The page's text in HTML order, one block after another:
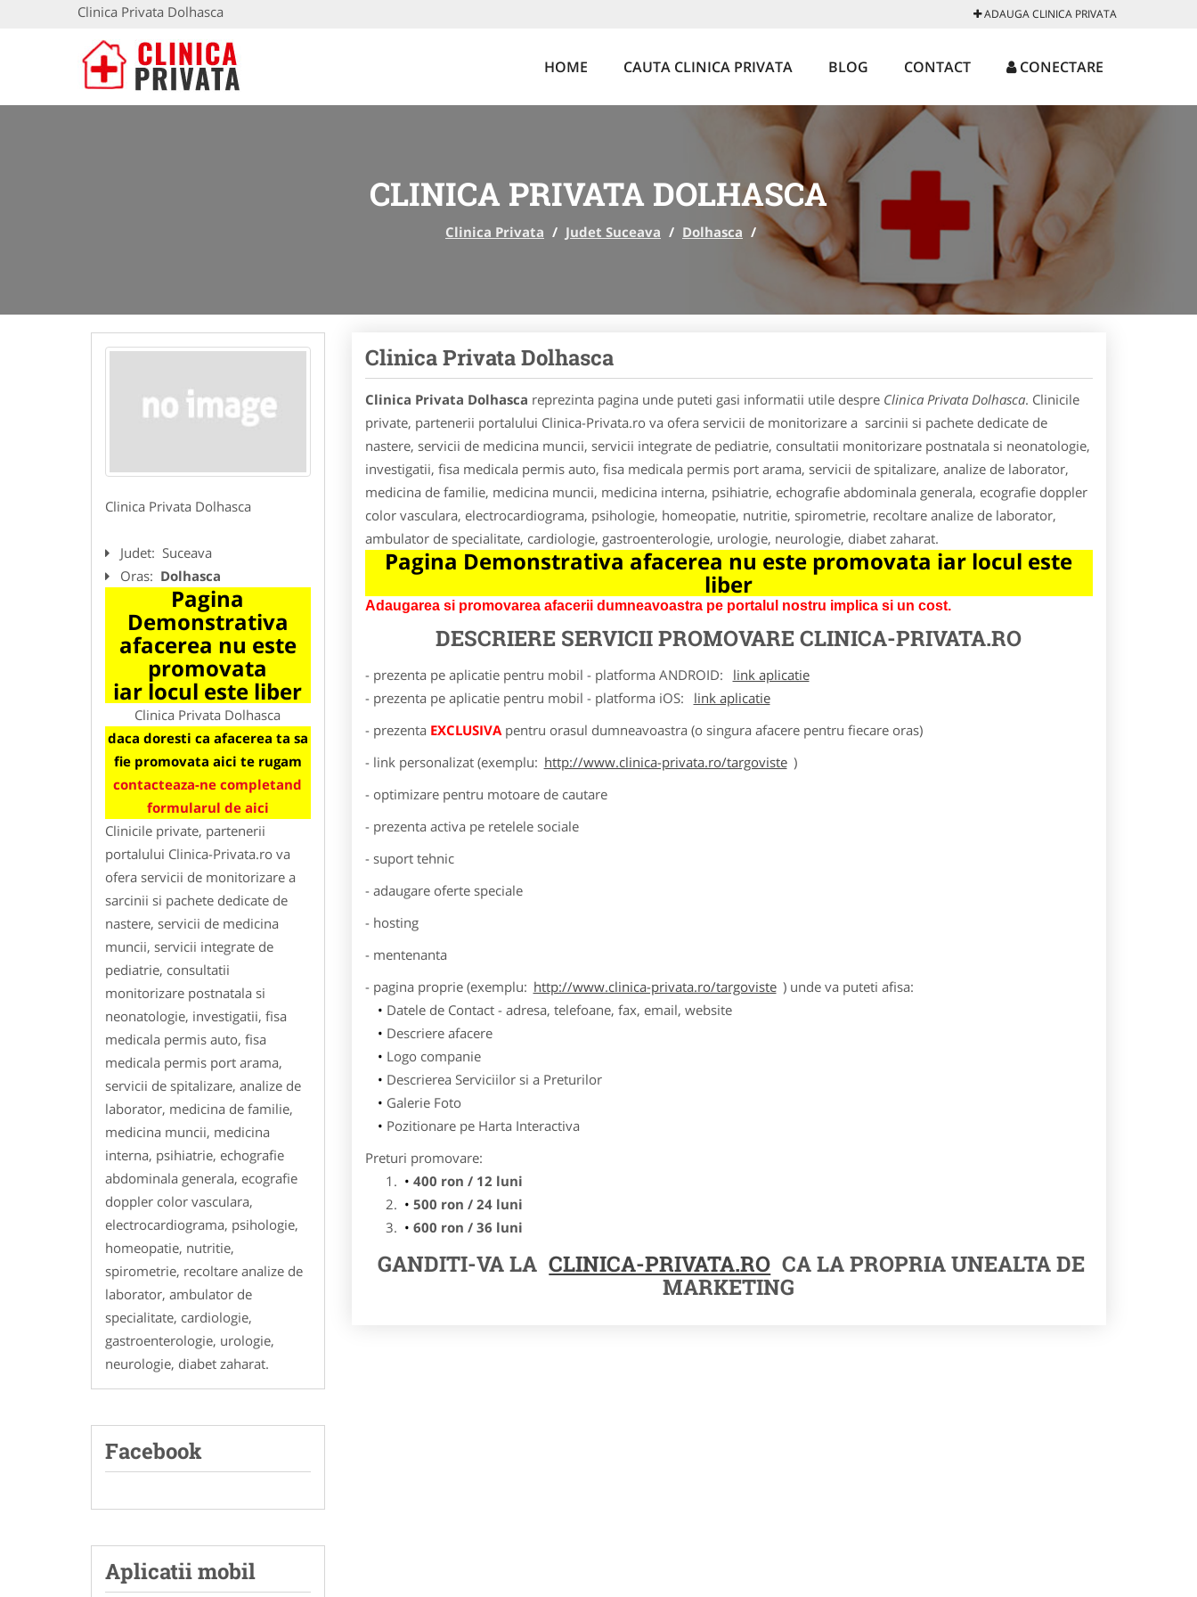
Clinica Privata Dolhasca ADAUGA CLINICA PRIVATA
HOME CAUTA CLINICA PRIVATA BLOG CONTACT CONECTARE
CLINICA PRIVATA DOLHASCA
Clinica Privata / Judet Suceava / Dolhasca /
Clinica Privata Dolhasca
Judet: Suceava
Oras: Dolhasca
Pagina
Demonstrativa
afacerea nu este
promovata
iar locul este liber
Clinica Privata Dolhasca
daca doresti ca afacerea ta sa
fie promovata aici te rugam
contacteaza-ne completand
formularul de aici
Clinicile private, partenerii
portalului Clinica-Privata.ro va
ofera servicii de monitorizare a
sarcinii si pachete dedicate de
nastere, servicii de medicina
muncii, servicii integrate de
pediatrie, consultatii
monitorizare postnatala si
neonatologie, investigatii, fisa
medicala permis auto, fisa
medicala permis port arama,
servicii de spitalizare, analize de
laborator, medicina de familie,
medicina muncii, medicina
interna, psihiatrie, echografie
abdominala generala, ecografie
doppler color vasculara,
electrocardiograma, psihologie,
homeopatie, nutritie,
spirometrie, recoltare analize de
laborator, ambulator de
specialitate, cardiologie,
gastroenterologie, urologie,
neurologie, diabet zaharat.
Facebook
Aplicatii mobil
Clinica Privata Dolhasca
Clinica Privata Dolhasca reprezinta pagina unde puteti gasi informatii utile despre Clinica Privata Dolhasca. Clinicile
private, partenerii portalului Clinica-Privata.ro va ofera servicii de monitorizare a sarcinii si pachete dedicate de
nastere, servicii de medicina muncii, servicii integrate de pediatrie, consultatii monitorizare postnatala si neonatologie,
investigatii, fisa medicala permis auto, fisa medicala permis port arama, servicii de spitalizare, analize de laborator,
medicina de familie, medicina muncii, medicina interna, psihiatrie, echografie abdominala generala, ecografie doppler
color vasculara, electrocardiograma, psihologie, homeopatie, nutritie, spirometrie, recoltare analize de laborator,
ambulator de specialitate, cardiologie, gastroenterologie, urologie, neurologie, diabet zaharat.
Pagina Demonstrativa afacerea nu este promovata iar locul este
liber
Adaugarea si promovarea afacerii dumneavoastra pe portalul nostru implica si un cost.
DESCRIERE SERVICII PROMOVARECLINICA-PRIVATA.RO
- prezenta pe aplicatie pentru mobil - platforma ANDROID:
link aplicatie
- prezenta pe aplicatie pentru mobil - platforma iOS:
link aplicatie
- prezenta EXCLUSIVApentru orasul dumneavoastra (o singura afacere pentru fiecare oras)
- link personalizat (exemplu: http://www.clinica-privata.ro/targoviste )
- optimizare pentru motoare de cautare
- prezenta activa pe retelele sociale
- suport tehnic
- adaugare oferte speciale
- hosting
- mentenanta
- pagina proprie (exemplu: http://www.clinica-privata.ro/targoviste ) unde va puteti afisa:
Datele de Contact - adresa, telefoane, fax, email, website
Descriere afacere
Logo companie
Descrierea Serviciilor si a Preturilor
Galerie Foto
Pozitionare pe Harta Interactiva
Preturi promovare:
400 ron / 12 luni
500 ron / 24 luni
600 ron / 36 luni
GANDITI-VA LA CLINICA-PRIVATA.RO CA LA PROPRIA UNEALTA DE
MARKETING